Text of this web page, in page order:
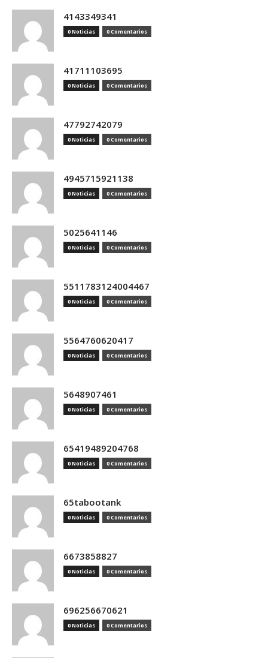
4143349341
0 Noticias 0 Comentarios
41711103695
0 Noticias 0 Comentarios
47792742079
0 Noticias 0 Comentarios
4945715921138
0 Noticias 0 Comentarios
5025641146
0 Noticias 0 Comentarios
5511783124004467
0 Noticias 0 Comentarios
5564760620417
0 Noticias 0 Comentarios
5648907461
0 Noticias 0 Comentarios
65419489204768
0 Noticias 0 Comentarios
65tabootank
0 Noticias 0 Comentarios
6673858827
0 Noticias 0 Comentarios
696256670621
0 Noticias 0 Comentarios